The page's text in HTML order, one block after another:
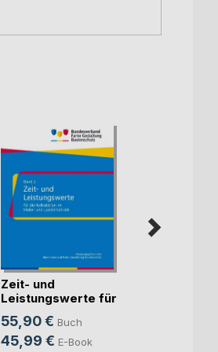
Zeit- und
Leistungswerte für
die K(...)
55,90 € Buch
45,99 € E-Book